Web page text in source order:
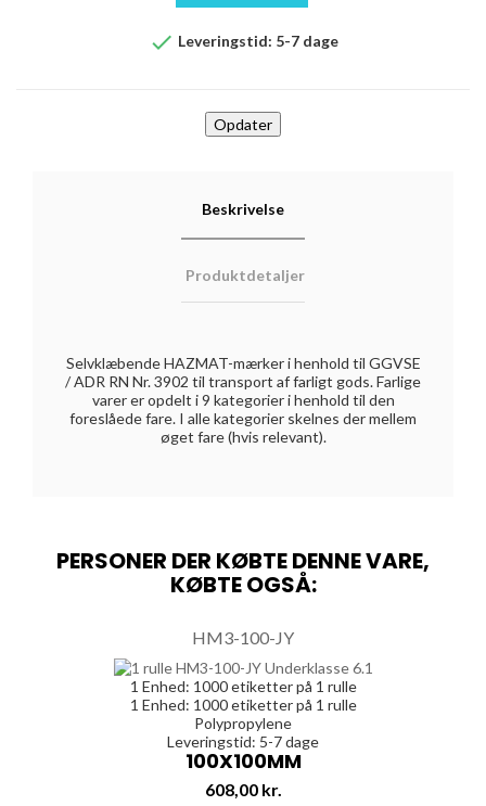
 Leveringstid: 5-7 dage
Beskrivelse
Produktdetaljer
Selvklæbende HAZMAT-mærker i henhold til GGVSE
/ ADR RN Nr. 3902 til transport af farligt gods. Farlige
varer er opdelt i 9 kategorier i henhold til den
foreslåede fare. I alle kategorier skelnes der mellem
øget fare (hvis relevant).
PERSONER DER KØBTE DENNE VARE,
KØBTE OGSÅ:
HM3-100-JY
1 Enhed: 1000etiketter på 1 rulle
1 Enhed: 1000etiketter på 1 rulle
Polypropylene
Leveringstid: 5-7 dage
100X100MM
Pris
608,00 kr.